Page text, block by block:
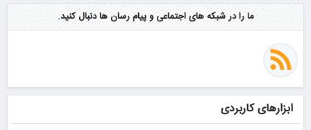
ما را در شبکه های اجتماعی و پیام رسان ها دنبال کنید.
ابزارهای کاربردی